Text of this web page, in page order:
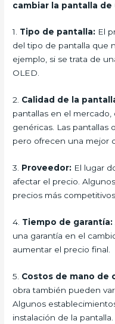
cambiar la pantalla de
1. Tipo de pantalla: El
del tipo de pantalla que
ejemplo, si se trata de
OLED.
2. Calidad de la
pantallas en el mercado,
genéricas. Las pantallas
pero ofrecen una mejor
3. Proveedor: El lugar
afectar el precio.
precios más
4. Tiempo de garantía:
una garantía en el
aumentar el precio final.
5. Costos de mano de
obra también pueden
Algunos
instalación de la pantalla.